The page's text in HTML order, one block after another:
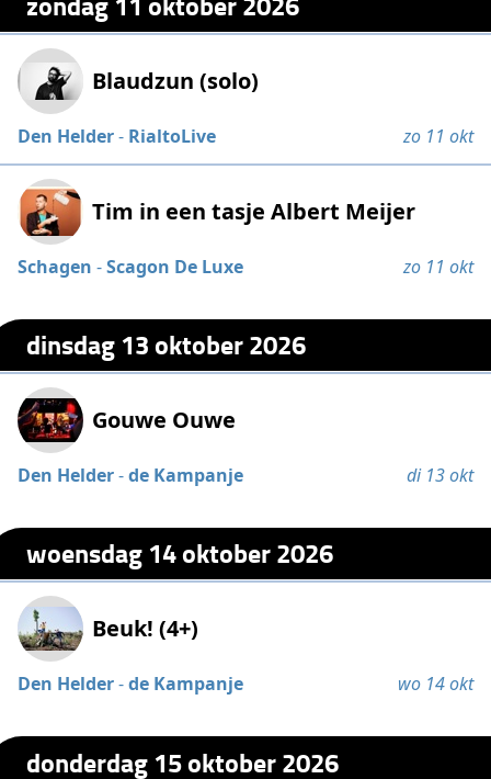
Blaudzun (solo)
Den Helder- RialtoLive zo 11 okt
Tim in een tasje Albert Meijer
Schagen -Scagon De Luxe zo 11 okt
dinsdag 13 oktober 2026
Gouwe Ouwe
Den Helder-de Kampanje di 13 okt
woensdag 14 oktober 2026
Beuk! (4+)
Den Helder-de Kampanje wo 14 okt
donderdag 15 oktober 2026